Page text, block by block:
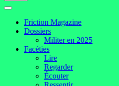
Friction Magazine
Dossiers
Militer en 2025
Facéties
Lire
Regarder
Écouter